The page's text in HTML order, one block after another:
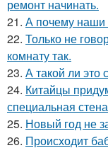
ремонт начинать.
21. А почему наши
22. Только не
комнату так.
23. А такой ли это
24. Китайцы
специальная
25. Новый год не
26. Происходит